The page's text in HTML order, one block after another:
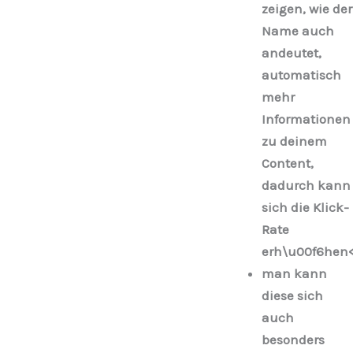
zeigen, wie der
Name auch
andeutet,
automatisch
mehr
Informationen
zu deinem
Content,
dadurch kann
sich die Klick-
Rate
man kann
diese sich
auch
besonders